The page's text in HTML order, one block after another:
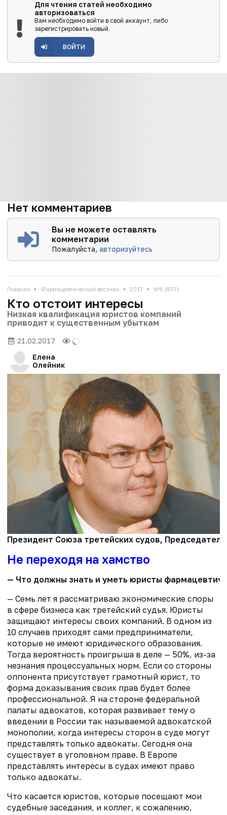
Для чтения статей необходимо
авторизоваться
Вам необходимо войти в свой аккаунт, либо
зарегистрировать новый.
ВОЙТИ
Нет комментариев
Вы не можете оставлять
комментарии
Пожалуйста,авторизуйтесь
Главная • Фармацевтический вестник • 2017 • №6 (877)
Кто отстоит интересы
Низкая квалификация юристов компаний
приводит к существенным убыткам
21.02.2017
Елена
Олейник
Президент Союза третейских судов,
Не переходя на хамство
— Что должны знать и уметь юристы
— Семь лет я рассматриваю экономические споры
в сфере бизнеса как третейский судья. Юристы
защищают интересы своих компаний. В одном из
10 случаев приходят сами предприниматели,
которые не имеют юридического образования.
Тогда вероятность проигрыша в деле — 50%, из-за
незнания процессуальных норм. Если со стороны
оппонента присутствует грамотный юрист, то
форма доказывания своих прав будет более
профессиональной. Я на стороне федеральной
палаты адвокатов, которая развивает тему о
введении в России так называемой адвокатской
монополии, когда интересы сторон в суде могут
представлять только адвокаты. Сегодня она
существует в уголовном праве. В Европе
представлять интересы в судах имеют право
только адвокаты.
Что касается юристов, которые посещают мои
судебные заседания, и коллег, к сожалению,